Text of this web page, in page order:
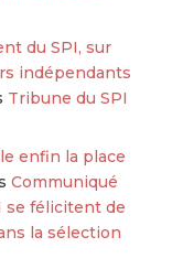
du SPI, sur
indépendants
Tribune du SPI
enfin la place
Communiqué
se félicitent de
la sélection